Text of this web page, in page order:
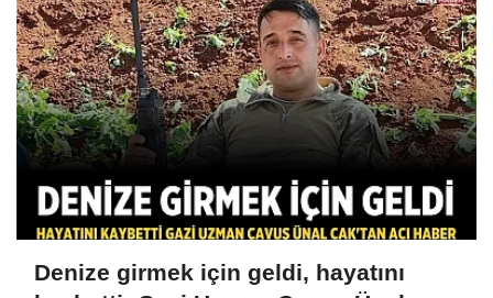
Denize girmek için geldi, hayatını